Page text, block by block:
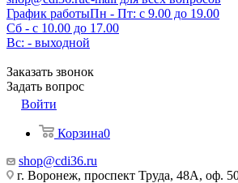
График работыПн - Пт: с 9.00 до 19.00
Сб - с 10.00 до 17.00
Вс: - выходной
Заказать звонок
Задать вопрос
Войти
Корзина0
shop@cdi36.ru
г. Воронеж, проспект Труда, 48А, оф.